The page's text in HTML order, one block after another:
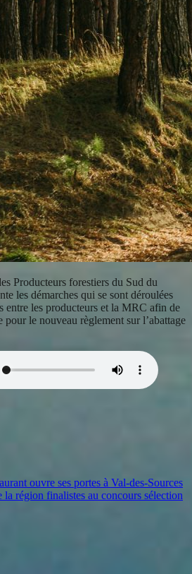
Producteurs forestiers du Sud du
les démarches qui se sont déroulées
entre les producteurs et la MRC afin de
pour le nouveau règlement sur l’abattage
ouvre ses portes à Val-des-Sources
la région finalistes au concours sélection